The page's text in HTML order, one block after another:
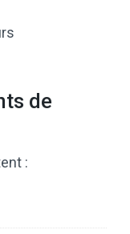
de
: